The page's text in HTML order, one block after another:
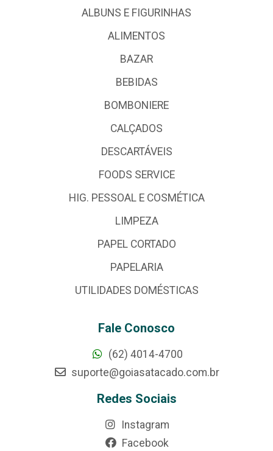
ALBUNS E FIGURINHAS
ALIMENTOS
BAZAR
BEBIDAS
BOMBONIERE
CALÇADOS
DESCARTÁVEIS
FOODS SERVICE
HIG. PESSOAL E COSMÉTICA
LIMPEZA
PAPEL CORTADO
PAPELARIA
UTILIDADES DOMÉSTICAS
Fale Conosco
(62) 4014-4700
suporte@goiasatacado.com.br
Redes Sociais
Instagram
Facebook